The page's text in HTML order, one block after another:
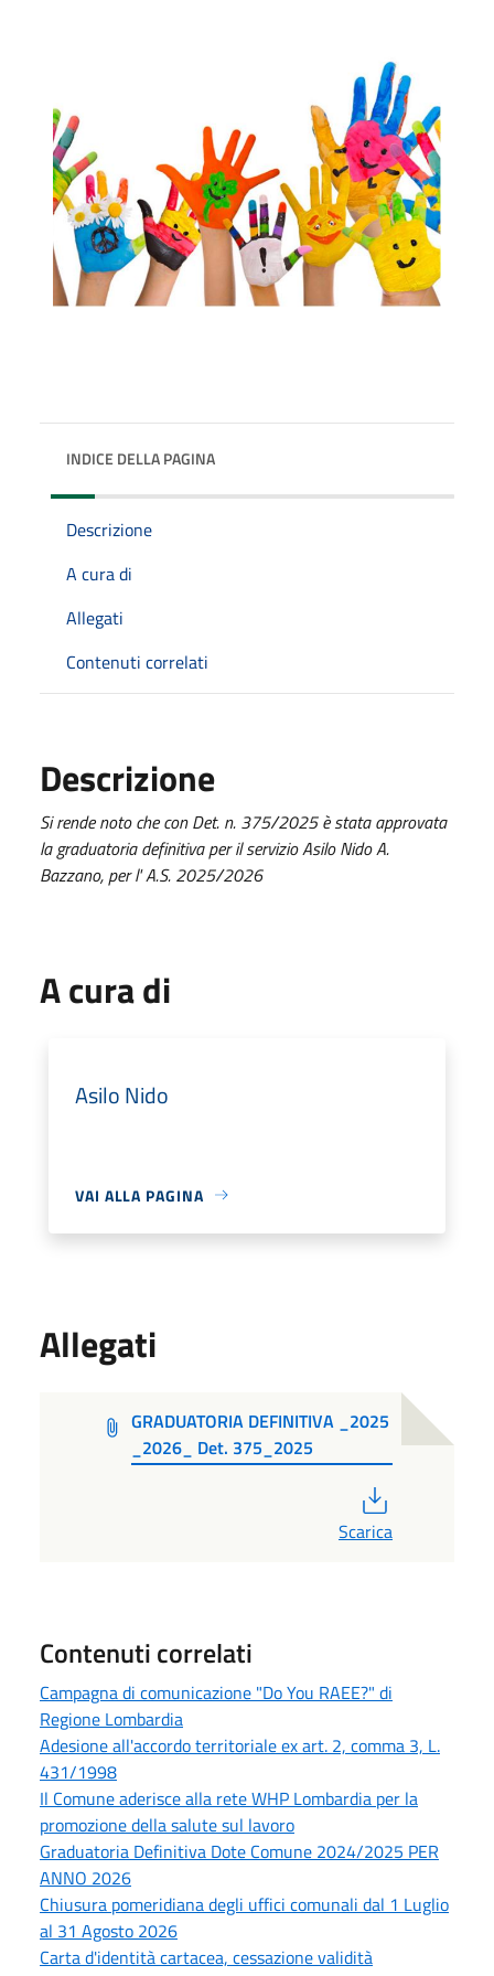
INDICE DELLA PAGINA
Descrizione
A cura di
Allegati
Contenuti correlati
Descrizione
Si rende noto che con Det. n. 375/2025 è stata approvata
la graduatoria definitiva per il servizio Asilo Nido A.
Bazzano, per l' A.S. 2025/2026
A cura di
Asilo Nido
VAI ALLA PAGINA
Allegati
GRADUATORIA DEFINITIVA _2025
_2026_ Det. 375_2025
Scarica
Contenuti correlati
Campagna di comunicazione "Do You RAEE?" di
Regione Lombardia
Adesione all'accordo territoriale ex art. 2, comma 3, L.
431/1998
Il Comune aderisce alla rete WHP Lombardia per la
promozione della salute sul lavoro
Graduatoria Definitiva Dote Comune 2024/2025 PER
ANNO 2026
Chiusura pomeridiana degli uffici comunali dal 1 Luglio
al 31 Agosto 2026
Carta d'identità cartacea, cessazione validità